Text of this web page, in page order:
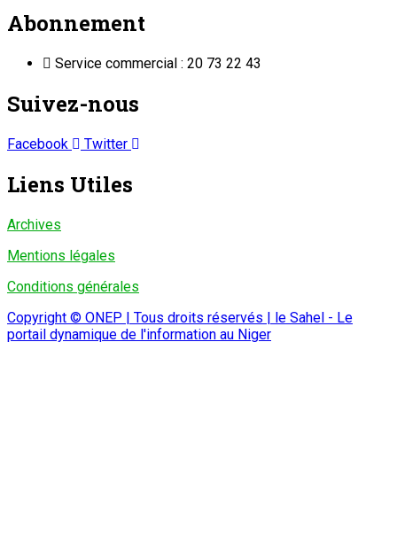
Abonnement
Service commercial : 20 73 22 43
Suivez-nous
Facebook Twitter
Liens Utiles
Archives
Mentions légales
Conditions générales
Copyright © ONEP | Tous droits réservés | le Sahel - Le
portail dynamique de l'information au Niger